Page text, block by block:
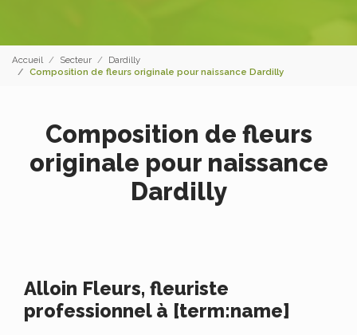
Accueil Secteur
Dardilly
Composition de fleurs originale pour naissance Dardilly
Composition de fleurs
originale pour naissance
Dardilly
Alloin Fleurs, fleuriste
professionnel à [term:name]